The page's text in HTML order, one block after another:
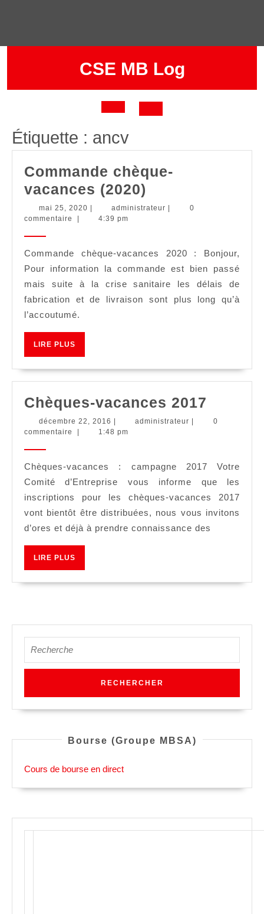
CSE MB Log
Button
Étiquette : ancv
Commande chèque-
vacances (2020)
chèque-
mai 25, 2020 mai
25,
administrateur administrateur
0
commentaire
4:39 pm
Commande chèque-vacances 2020 : Bonjour,
Pour information la commande est bien passé
mais suite à la crise sanitaire les délais de
fabrication et de livraison sont plus long qu’à
l’accoutumé.
LIRE PLUS
Chèques-vacances 2017
décembre 22, 2016 décembre
22,
administrateur administrateur
0
commentaire
1:48 pm
Chèques-vacances : campagne 2017 Votre
Comité d’Entreprise vous informe que les
inscriptions pour les chèques-vacances 2017
vont bientôt être distribuées, nous vous invitons
d’ores et déjà à prendre connaissance des
LIRE PLUS
for:
Bourse (Groupe MBSA)
Cours de bourse en direct